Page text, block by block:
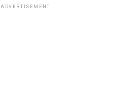
ADVERTISEMENT